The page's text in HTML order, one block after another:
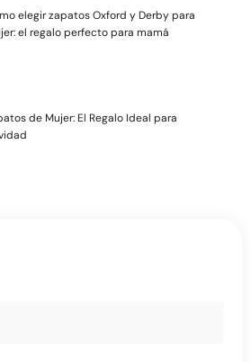
elegir zapatos Oxford y Derby para
el regalo perfecto para mamá
de Mujer: El Regalo Ideal para